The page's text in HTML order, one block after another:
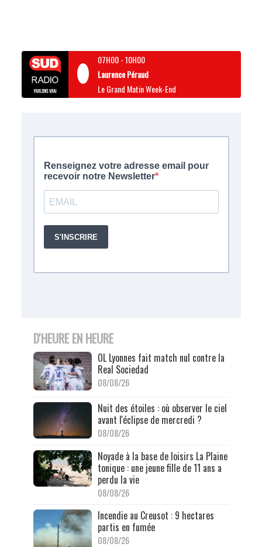
07H00-10H00
Laurence Péraud
Le Grand Matin Week-End
D'HEURE EN HEURE
OL Lyonnes fait match nul contre la
Real Sociedad
08/08/26
Nuit des étoiles : où observer le ciel
avant l'éclipse de mercredi ?
08/08/26
Noyade à la base de loisirs La Plaine
tonique : une jeune fille de 11 ans a
perdu la vie
08/08/26
Incendie au Creusot : 9 hectares
partis en fumée
08/08/26